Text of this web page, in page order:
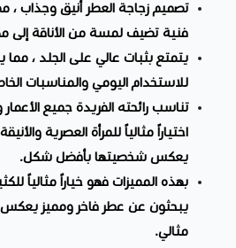
تصميم زجاجة العطر أنيق وجذاب ،
فنية تضيف لمسة من الأناقة إلى
يتمتع بثبات عالي على الجلد ، مما
للاستخدام اليومي والمناسبات
تناسب رائحته الفريدة جميع
اختياراً مثالياً للمرأة العصرية
يعكس شخصيتها بأفضل شكل.
بهذه المميزات فهو خياراً مثالياً
يبحثون عن عطر فاخر ومميز
مثالي.